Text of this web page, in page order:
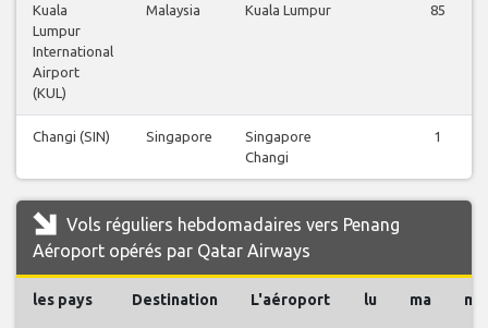
Kuala
Lumpur
International
Airport
(KUL)
Malaysia Kuala Lumpur 85
Changi (SIN) Singapore
Singapore
Changi
1
Vols réguliers hebdomadaires vers Penang
Aéroport opérés par Qatar Airways
les pays Destination L'aéroport lu ma me